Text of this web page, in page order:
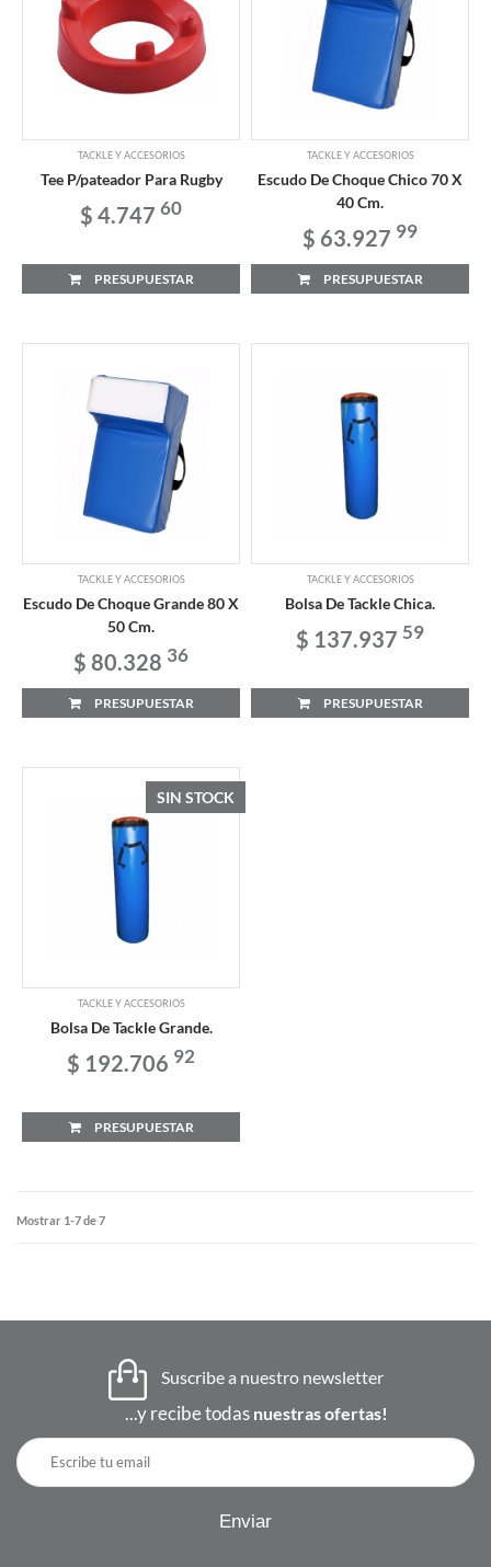
TACKLE Y ACCESORIOS
Tee P/pateador Para Rugby
$ 4.747 60
PRESUPUESTAR
TACKLE Y ACCESORIOS
Escudo De Choque Chico 70 X
40 Cm.
$ 63.927 99
PRESUPUESTAR
TACKLE Y ACCESORIOS
Escudo De Choque Grande 80 X
50 Cm.
$ 80.328 36
PRESUPUESTAR
TACKLE Y ACCESORIOS
Bolsa De Tackle Chica.
$ 137.937 59
PRESUPUESTAR
SIN STOCK
TACKLE Y ACCESORIOS
Bolsa De Tackle Grande.
$ 192.706 92
PRESUPUESTAR
Mostrar 1-7 de 7
Suscribe a nuestro newsletter
...y recibe todas nuestras ofertas!